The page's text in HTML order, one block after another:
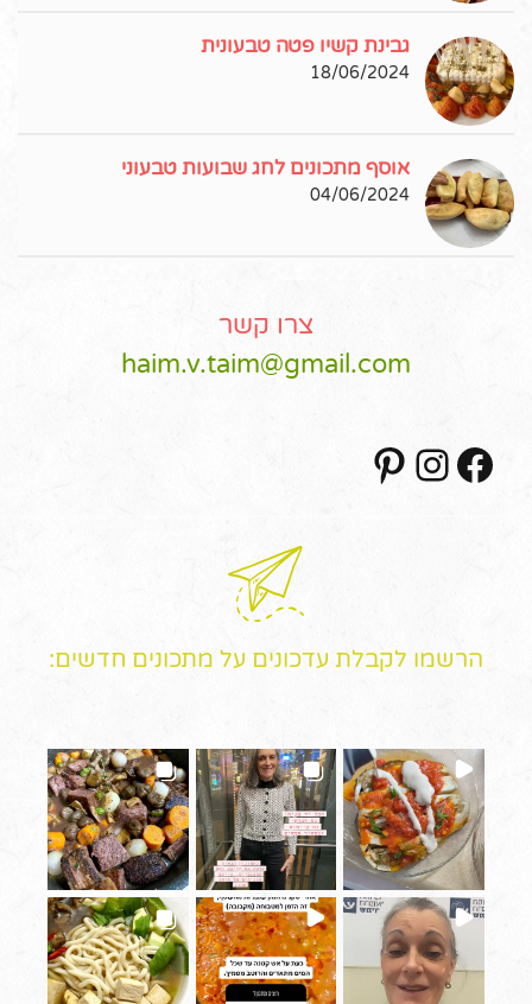
גבינת קשיו פטה טבעונית
18/06/2024
אוסף מתכונים לחג שבועות טבעוני
04/06/2024
צרו קשר
haim.v.taim@gmail.com
Facebook
Instagram
הרשמו לקבלת עדכונים על מתכונים חדשים: